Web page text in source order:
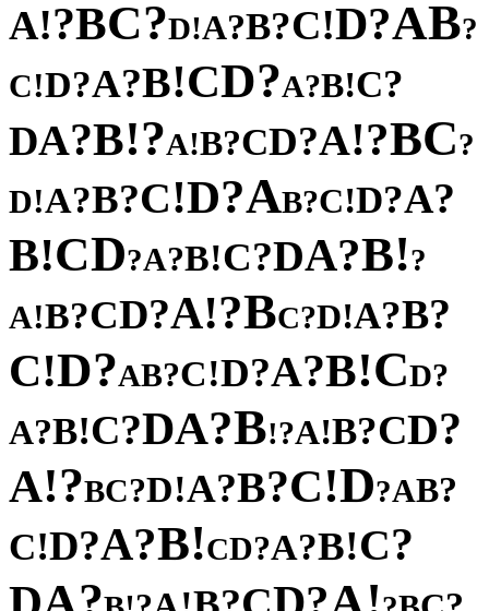
A!?BC?D!A?B?C!D?AB?
C!D?A?B!CD?A?B!C?
DA?B!?A!B?CD?A!?BC?
D!A?B?C!D?AB?C!D?A?
B!CD?A?B!C?DA?B!?
A!B?CD?A!?BC?D!A?B?
C!D?AB?C!D?A?B!CD?
A?B!C?DA?B!?A!B?CD?
A!?BC?D!A?B?C!D?AB?
C!D?A?B!CD?A?B!C?